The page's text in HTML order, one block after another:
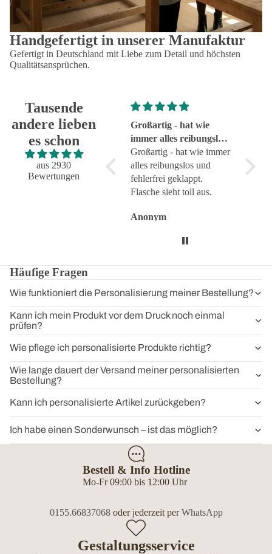
Handgefertigt in unserer Manufaktur
Gefertigt in Deutschland mit Liebe zum Detail und höchsten
Qualitätsansprüchen.
Tausende
andere lieben
es schon
aus 2930
Bewertungen
Super!
Super!
Großartig - hat wie
immer alles reibungslos
und fehlerfrei geklappt
Großartig - hat wie immer
alles reibungslos und
fehlerfrei geklappt.
Flasche sieht toll aus.
Anonym
Häufige Fragen
Wie funktioniert die Personalisierung meiner Bestellung?
Kann ich mein Produkt vor dem Druck noch einmal
prüfen?
Wie pflege ich personalisierte Produkte richtig?
Wie lange dauert der Versand meiner personalisierten
Bestellung?
Kann ich personalisierte Artikel zurückgeben?
Ich habe einen Sonderwunsch – ist das möglich?
Bestell & Info Hotline
Mo-Fr 09:00 bis 12:00 Uhr
0155.66837068oder jederzeit perWhatsApp
Gestaltungsservice